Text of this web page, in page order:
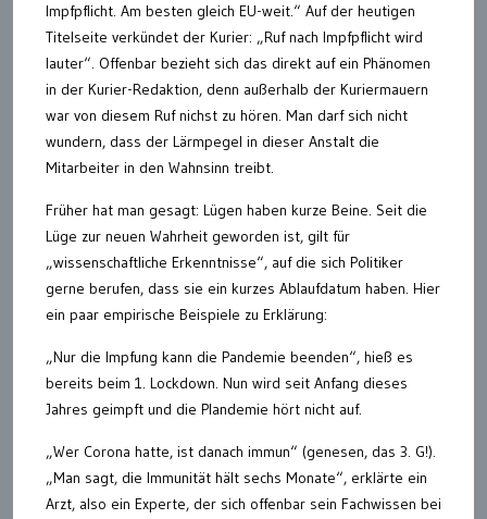
Impfpflicht. Am besten gleich EU-weit.“ Auf der heutigen
Titelseite verkündet der Kurier: „Ruf nach Impfpflicht wird
lauter“. Offenbar bezieht sich das direkt auf ein Phänomen
in der Kurier-Redaktion, denn außerhalb der Kuriermauern
war von diesem Ruf nichst zu hören. Man darf sich nicht
wundern, dass der Lärmpegel in dieser Anstalt die
Mitarbeiter in den Wahnsinn treibt.
Früher hat man gesagt: Lügen haben kurze Beine. Seit die
Lüge zur neuen Wahrheit geworden ist, gilt für
„wissenschaftliche Erkenntnisse“, auf die sich Politiker
gerne berufen, dass sie ein kurzes Ablaufdatum haben. Hier
ein paar empirische Beispiele zu Erklärung:
„Nur die Impfung kann die Pandemie beenden“, hieß es
bereits beim 1. Lockdown. Nun wird seit Anfang dieses
Jahres geimpft und die Plandemie hört nicht auf.
„Wer Corona hatte, ist danach immun“ (genesen, das 3. G!).
„Man sagt, die Immunität hält sechs Monate“, erklärte ein
Arzt, also ein Experte, der sich offenbar sein Fachwissen bei